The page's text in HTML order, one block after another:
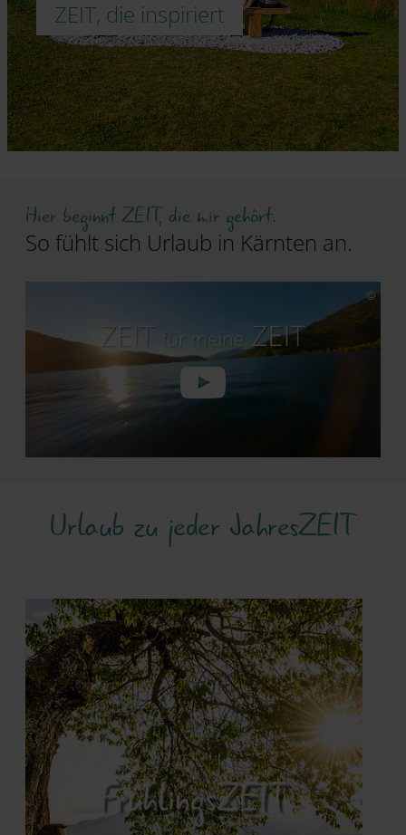
ZEIT, die inspiriert
Hier beginnt ZEIT, die mir gehört.
So fühlt sich Urlaub in Kärnten an.
Urlaub zu jeder JahresZEIT
FrühlingsZEIT